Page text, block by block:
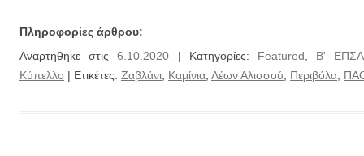
Πληροφορίες άρθρου:
Αναρτήθηκε στις6.10.2020 | Κατηγορίες: Featured
Β' ΕΠΣΑ
Κύπελλο | Ετικέτες: Ζαβλάνι Καμίνια Λέων Αλισσού Περιβόλα